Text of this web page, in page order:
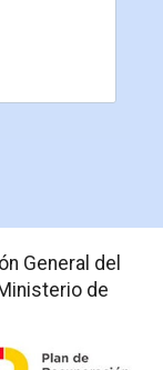
General del
de